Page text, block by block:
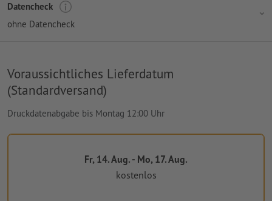
Datencheck
ohne Datencheck
Voraussichtliches Lieferdatum
(Standardversand)
Druckdatenabgabe bis Montag 12:00 Uhr
Fr, 14. Aug. - Mo, 17. Aug.
kostenlos